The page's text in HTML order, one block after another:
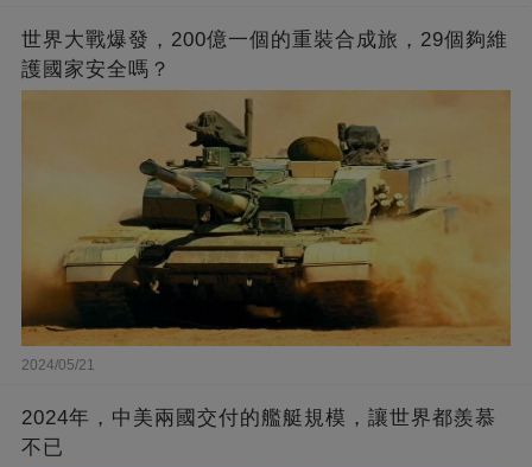
世界大戰爆發，200億一個的重裝合成旅，29個夠維
護國家安全嗎？
2024/05/21
2024年，中美兩國交付的艦艇規模，讓世界都羨慕
不已